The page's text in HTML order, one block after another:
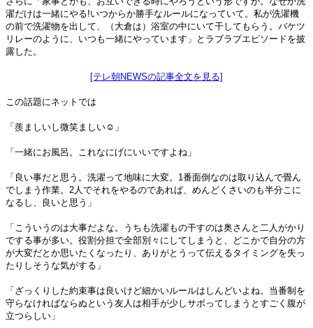
濯だけは一緒にやる!いつからか勝手なルールになっていて。私が洗濯機
の前で洗濯物を出して、（大倉は）浴室の中にいて干してもらう。バケツ
リレーのように、いつも一緒にやっています」とラブラブエピソードを披
露した。
[テレ朝NEWSの記事全文を見る]
この話題にネットでは
「羨ましいし微笑ましい☺️」
「一緒にお風呂。これなにげにいいですよね」
「良い事だと思う。洗濯って地味に大変。1番面倒なのは取り込んで畳ん
でしまう作業。2人でそれをやるのであれば、めんどくさいのも半分こに
なるし、良いと思う」
「こういうのは大事だよな。うちも洗濯もの干すのは奥さんと二人がかり
でする事が多い。役割分担で全部別々にしてしまうと、どこかで自分の方
が大変だとか思いたくなったり、ありがとうって伝えるタイミングを失っ
たりしそうな気がする」
「ざっくりした約束事は良いけど細かいルールはしんどいよね。当番制を
守らなければならぬという友人は相手が少しサボってしまうとすごく腹が
立つらしい」